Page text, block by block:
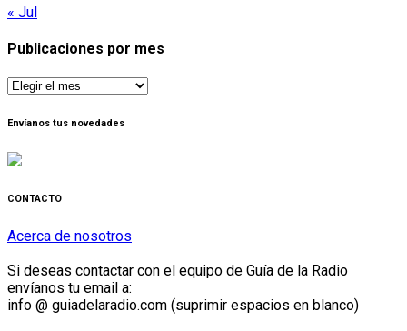
« Jul
Publicaciones por mes
Publicaciones
mes
Envíanos tus novedades
CONTACTO
Acerca de nosotros
Si deseas contactar con el equipo de Guía de la Radio
envíanos tu email a:
info @ guiadelaradio.com (suprimir espacios en blanco)